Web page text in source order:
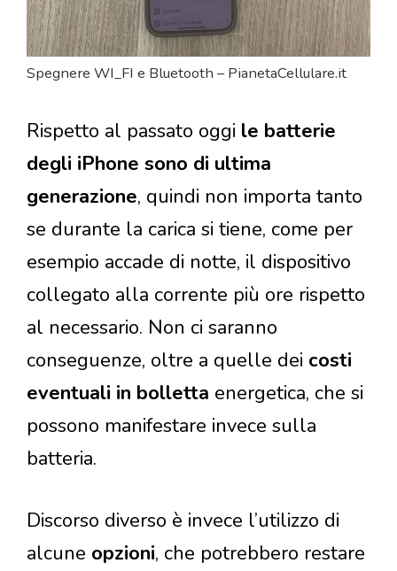
Spegnere WI_FI e Bluetooth – PianetaCellulare.it
Rispetto al passato oggi le batterie
degli iPhone sono di ultima
generazione, quindi non importa tanto
se durante la carica si tiene, come per
esempio accade di notte, il dispositivo
collegato alla corrente più ore rispetto
al necessario. Non ci saranno
conseguenze, oltre a quelle dei costi
eventuali in bolletta energetica, che si
possono manifestare invece sulla
batteria.
Discorso diverso è invece l’utilizzo di
alcune opzioni, che potrebbero restare